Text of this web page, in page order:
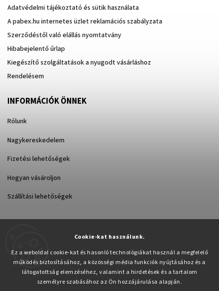
Cookie-kat használunk.
Ez a weboldal cookie-kat és hasonló technológiákat használ a megfelelő
működés biztosításához, a közösségi média funkciók nyújtásához és a
látogatottság elemzéséhez, valamint a hirdetések és a tartalom
személyre szabásához az Ön hozzájárulása alapján.
Adatvédelmi tájékoztató és sütik használata
A pabex.hu internetes üzlet reklamációs szabályzata
Szerződéstől való elállás nyomtatvány
Hibabejelentő űrlap
Kiegészítő szolgáltatások a nyugodt vásárláshoz
Rendelésem
INFORMÁCIÓK ÖNNEK
Rólunk
Nagykereskedelem
Fizetési lehetőségek
Hogyan vásároljon
Szállítási lehetőségek